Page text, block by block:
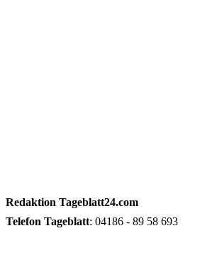
Redaktion Tageblatt24.com
Telefon Tageblatt: 04186 - 89 58 693